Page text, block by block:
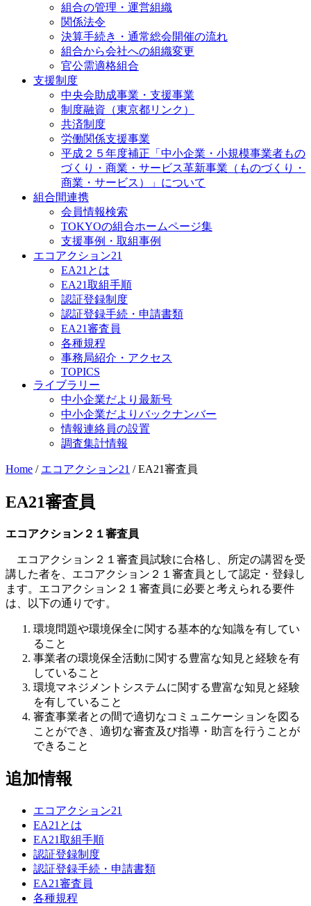
組合の管理・運営組織
関係法令
決算手続き・通常総会開催の流れ
組合から会社への組織変更
官公需適格組合
支援制度
中央会助成事業・支援事業
制度融資（東京都リンク）
共済制度
労働関係支援事業
平成２５年度補正「中小企業・小規模事業者もの
づくり・商業・サービス革新事業（ものづくり・
商業・サービス）」について
組合間連携
会員情報検索
TOKYOの組合ホームページ集
支援事例・取組事例
エコアクション21
EA21とは
EA21取組手順
認証登録制度
認証登録手続・申請書類
EA21審査員
各種規程
事務局紹介・アクセス
TOPICS
ライブラリー
中小企業だより最新号
中小企業だよりバックナンバー
情報連絡員の設置
調査集計情報
Home / エコアクション21 /EA21審査員
EA21審査員
エコアクション２１審査員
エコアクション２１審査員試験に合格し、所定の講習を受
講した者を、エコアクション２１審査員として認定・登録し
ます。エコアクション２１審査員に必要と考えられる要件
は、以下の通りです。
環境問題や環境保全に関する基本的な知識を有してい
ること
事業者の環境保全活動に関する豊富な知見と経験を有
していること
環境マネジメントシステムに関する豊富な知見と経験
を有していること
審査事業者との間で適切なコミュニケーションを図る
ことができ、適切な審査及び指導・助言を行うことが
できること
追加情報
エコアクション21
EA21とは
EA21取組手順
認証登録制度
認証登録手続・申請書類
EA21審査員
各種規程